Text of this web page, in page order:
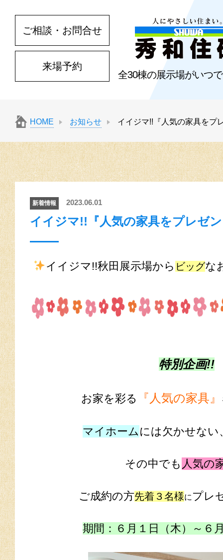
全30棟の展示場がいつ
ご相談・お問合せ
来場予約
HOME お知らせ イイジマ!!『人気の家具をプ
新着情報 2023.06.01
イイジマ!!『人気の家具をプレゼ
イイジマ!!秋田展示場から ビッグな
特別企画!!
お家を彩る 『人気の家具』
マイホームには欠かせない
その中でも 人気の
ご成約の方先着３名様に プレ
期間：６月１日（木）～６